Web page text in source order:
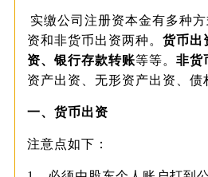
实缴公司注册资本金有多种
资和非货币出资两种。 货币出
资、银行存款转账等等。 非货
资产出资、无形资产出资、债
一、 货币出资
注意点如下：